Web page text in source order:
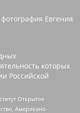
Евгения
которых
Российской
Открытое
Американо-